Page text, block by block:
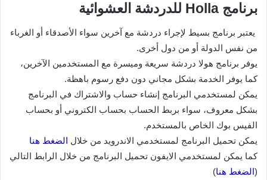
برنامج Holla للدردشة العشوائية
يعتبر برنامج بسيط لإجراء دردشة مع آخرين سواء الأصدقاء أو الغرباء
من نفس الدولة أو من دول أخرى.
يوفر برنامج هولا دردشة سريعة وميسرة مع المستخدمين الآخرين،
كما يوفر الخدمة بشكل مجاني دون دفع رسوم باهظة.
يمكن لمستخدمي البرنامج إنشاء حساب والاشتراك في البرنامج
بشكل معروف، سواء بربط الحساب بحساب الكتروني أو بحساب
الفيس بوك الخاص بالمستخدم.
يمكن تحميل البرنامج لمستخدمي الاندرويد من خلال الضغط هنا
كما يمكن لمستخدمي الايفون تحميل البرنامج من خلال الرابط التالي
(الضغط هنا)